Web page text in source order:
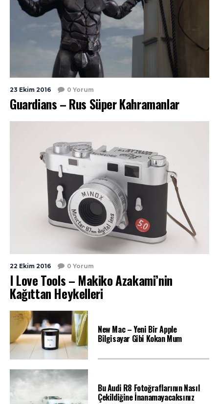
23 Ekim 2016 0 Yorum
Guardians – Rus Süper Kahramanlar
22 Ekim 2016 0 Yorum
I Love Tools – Makiko Azakami’nin
Kağıttan Heykelleri
New Mac – Yeni Bir Apple
Bilgisayar Gibi Kokan Mum
Bu Audi R8 Fotoğraflarının Nasıl
Çekildiğine İnanamayacaksınız